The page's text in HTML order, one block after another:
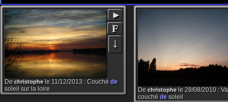
►
F
↓
Dechristophele 11/12/2013 : Couchéde
soleil sur la loire
Dechristophele 28/08/2010 :
couchédesoleil